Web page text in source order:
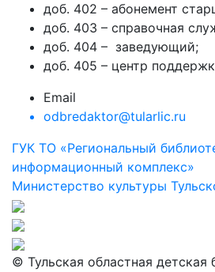
доб. 402 – абонемент
доб. 403 – справочная
доб. 404 – заведующий;
доб. 405 – центр
Email
odbredaktor@tularlic.ru
ГУК ТО «Региональный
информационный комплекс»
Министерство культуры
© Тульская областная детская